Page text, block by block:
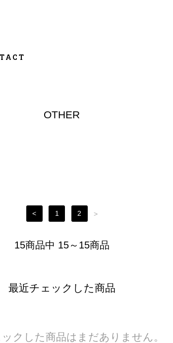
OTHER
< 1 2 >
15商品中 15～15商品
最近チェックした商品
クした商品はまだありません。